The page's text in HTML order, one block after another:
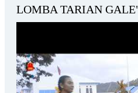
LOMBA TARIAN